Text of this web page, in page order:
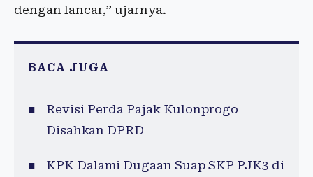
dengan lancar,” ujarnya.
BACA JUGA
Revisi Perda Pajak Kulonprogo
Disahkan DPRD
KPK Dalami Dugaan Suap SKP PJK3 di